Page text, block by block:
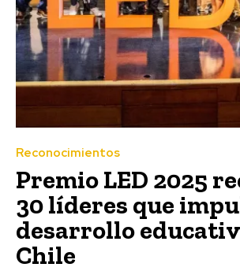
Reconocimientos
Premio LED 2025
30 líderes que
desarrollo
Chile